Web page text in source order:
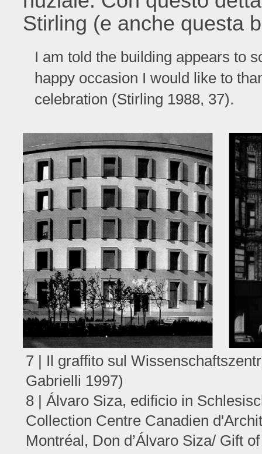
Stirling (e anche questa
I am told the building appears to
happy occasion I would like to
celebration (Stirling 1988, 37).
7 | Il graffito sul
Gabrielli 1997)
8 | Álvaro Siza, edificio in
Collection Centre Canadien
Montréal, Don d’Álvaro Siza/ Gift